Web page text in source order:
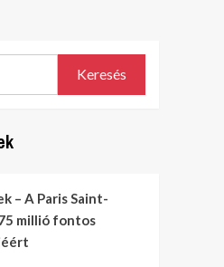
Keresés
– A Paris Saint-
millió fontos